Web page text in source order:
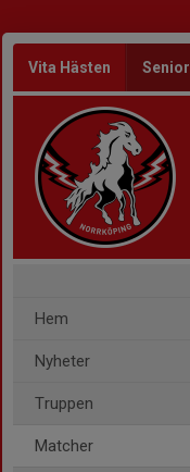
Vita Hästen Senior
Hem
Nyheter
Truppen
Matcher